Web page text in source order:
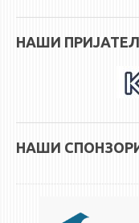
НАШИ
НАШИ